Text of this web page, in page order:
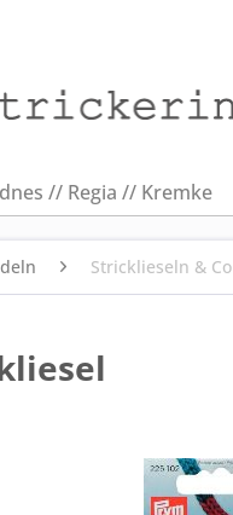
// Regia // Kremke
Stricklieseln & Co